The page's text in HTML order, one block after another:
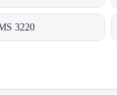
3220